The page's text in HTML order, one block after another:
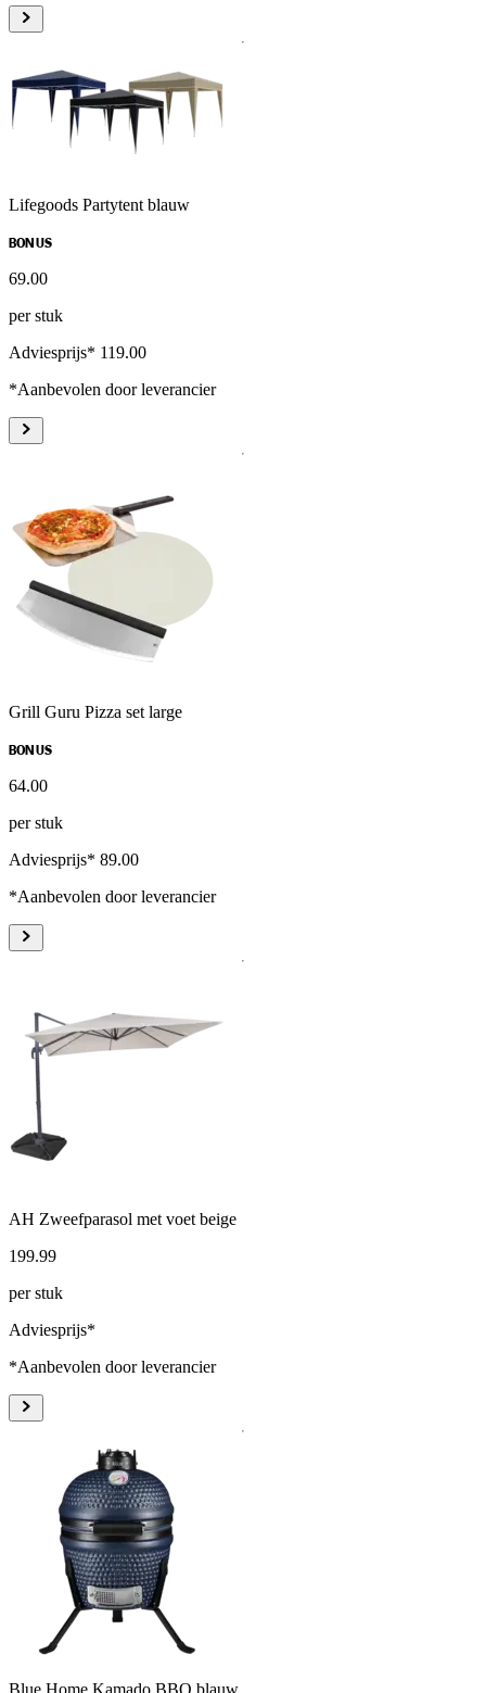
Lifegoods Partytent blauw
BONUS
69.00
per stuk
Adviesprijs* 119.00
*Aanbevolen door leverancier
Grill Guru Pizza set large
BONUS
64.00
per stuk
Adviesprijs* 89.00
*Aanbevolen door leverancier
AH Zweefparasol met voet beige
199.99
per stuk
Adviesprijs*
*Aanbevolen door leverancier